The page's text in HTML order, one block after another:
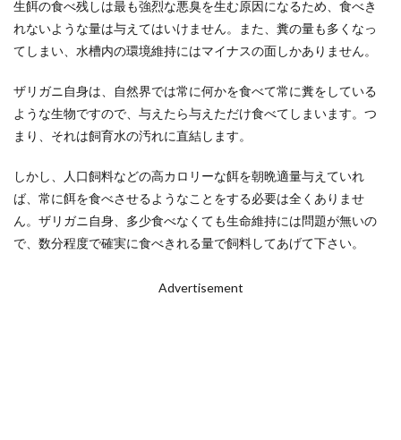
生餌の食べ残しは最も強烈な悪臭を生む原因になるため、食べき
れないような量は与えてはいけません。また、糞の量も多くなっ
てしまい、水槽内の環境維持にはマイナスの面しかありません。
ザリガニ自身は、自然界では常に何かを食べて常に糞をしている
ような生物ですので、与えたら与えただけ食べてしまいます。つ
まり、それは飼育水の汚れに直結します。
しかし、人口飼料などの高カロリーな餌を朝晩適量与えていれ
ば、常に餌を食べさせるようなことをする必要は全くありませ
ん。ザリガニ自身、多少食べなくても生命維持には問題が無いの
で、数分程度で確実に食べきれる量で飼料してあげて下さい。
Advertisement